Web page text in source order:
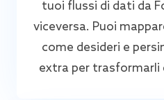
tuoi flussi di dati da
viceversa. Puoi
come desideri e
extra per trasformarli